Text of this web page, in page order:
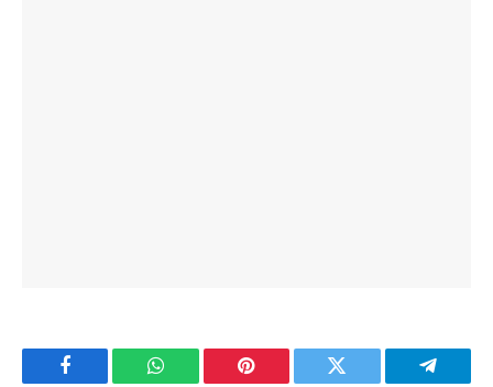
Facebook WhatsApp Pinterest Twitter